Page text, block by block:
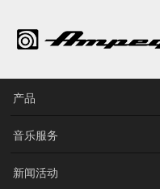
产品
音乐服务
新闻活动